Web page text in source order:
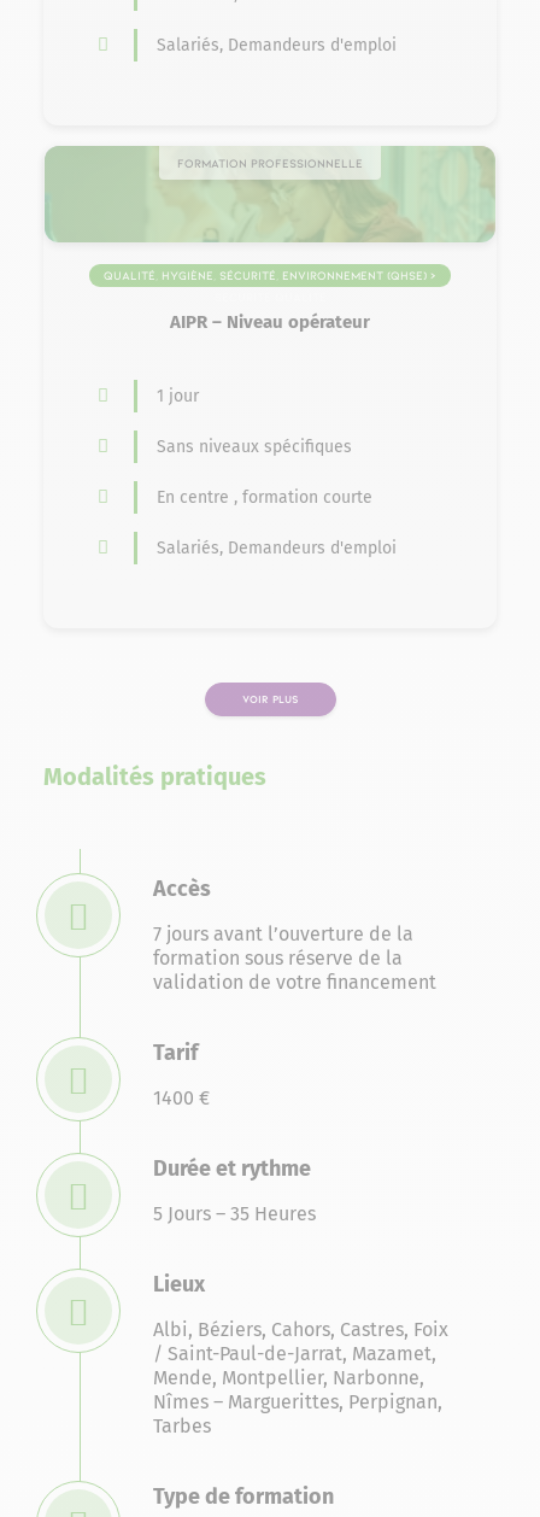
Salariés, Demandeurs d'emploi
Formation professionnelle
Qualité, Hygiène, Sécurité, Environnement (QHSE) >
AIPR – Niveau opérateur
1 jour
Sans niveaux spécifiques
En centre , formation courte
Salariés, Demandeurs d'emploi
VOIR PLUS
Modalités pratiques
Accès
7 jours avant l’ouverture de la
formation sous réserve de la
validation de votre financement
Tarif
1400 €
Durée et rythme
5 Jours – 35 Heures
Lieux
Albi, Béziers, Cahors, Castres, Foix
/ Saint-Paul-de-Jarrat, Mazamet,
Mende, Montpellier, Narbonne,
Nîmes – Marguerittes, Perpignan,
Tarbes
Type de formation